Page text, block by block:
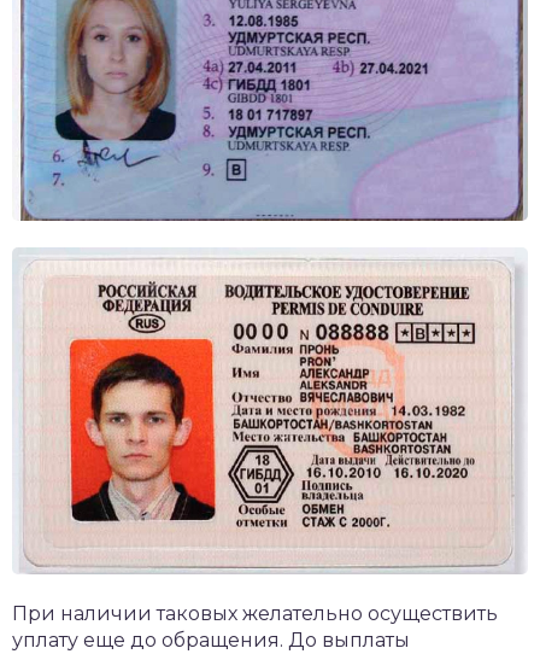
При наличии таковых желательно осуществить
уплату еще до обращения. До выплаты